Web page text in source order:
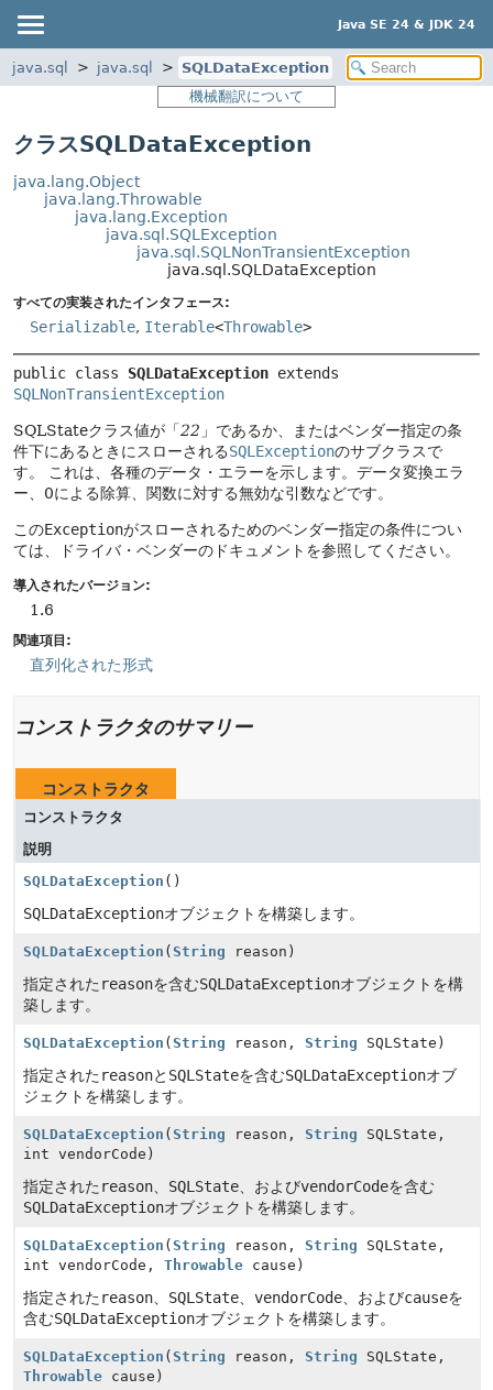
Java SE 24 & JDK 24
java.sql java.sql
SQLDataException
機械翻訳について
クラスSQLDataException
java.lang.Object
java.lang.Throwable
java.lang.Exception
java.sql.SQLException
java.sql.SQLNonTransientException
java.sql.SQLDataException
すべての実装されたインタフェース:
Serializable, Iterable<Throwable>
public class SQLDataException
SQLNonTransientException
SQLStateクラス値が「22 」であるか、またはベンダー指定の条
件下にあるときにスローされるSQLExceptionのサブクラスで
す。
これは、各種のデータ・エラーを示します。データ変換エラ
ー、0による除算、関数に対する無効な引数などです。
このExceptionがスローされるためのベンダー指定の条件につい
ては、ドライバ・ベンダーのドキュメントを参照してください。
導入されたバージョン:
1.6
関連項目:
直列化された形式
コンストラクタのサマリー
コンストラクタ
コンストラクタ
説明
SQLDataException ()
SQLDataExceptionオブジェクトを構築します。
SQLDataException ( String reason)
指定された reasonを含むSQLDataExceptionオブジェクトを構
築します。
SQLDataException ( String reason, String SQLState)
指定された reasonと SQLStateを含むSQLDataExceptionオブ
ジェクトを構築します。
SQLDataException ( String reason, String SQLState,
int vendorCode)
指定された reason SQLState 、およびvendorCodeを含む
SQLDataExceptionオブジェクトを構築します。
SQLDataException ( String reason, String SQLState,
int vendorCode, Throwable cause)
指定された reason SQLState vendorCode 、およびcauseを
含むSQLDataExceptionオブジェクトを構築します。
SQLDataException ( String reason, String SQLState,
Throwable cause)